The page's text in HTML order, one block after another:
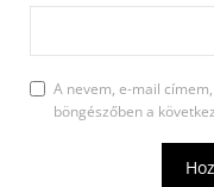
A nevem, e-mail
böngészőben a